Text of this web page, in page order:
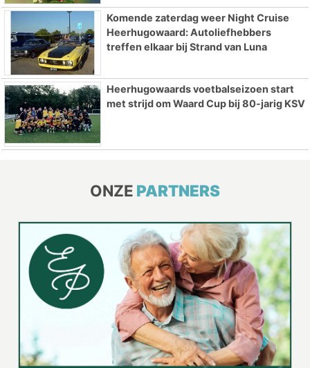
Komende zaterdag weer Night Cruise
Heerhugowaard: Autoliefhebbers
treffen elkaar bij Strand van Luna
Heerhugowaards voetbalseizoen start
met strijd om Waard Cup bij 80-jarig KSV
ONZE PARTNERS